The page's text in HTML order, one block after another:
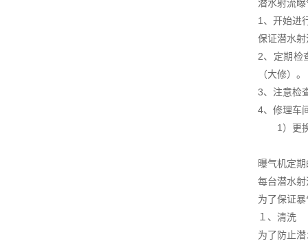
潜水射流
1、开始进
保证潜水
2、定期检
（大修）。
3、注意检
4、修理车
1）更换
曝气机定
每台潜水
为了保证
１、清洗
为了防止